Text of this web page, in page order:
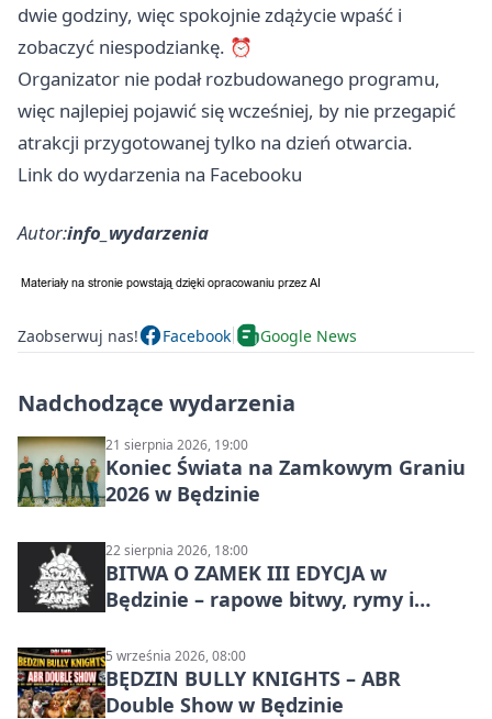
dwie godziny, więc spokojnie zdążycie wpaść i
zobaczyć niespodziankę. ⏰
Organizator nie podał rozbudowanego programu,
więc najlepiej pojawić się wcześniej, by nie przegapić
atrakcji przygotowanej tylko na dzień otwarcia.
Link do wydarzenia na Facebooku
Autor:info_wydarzenia
Zaobserwuj nas! Facebook Google News
Nadchodzące wydarzenia
21 sierpnia 2026, 19:00
Koniec Świata na Zamkowym Graniu
2026 w Będzinie
22 sierpnia 2026, 18:00
BITWA O ZAMEK III EDYCJA w
Będzinie – rapowe bitwy, rymy i
5 września 2026, 08:00
BĘDZIN BULLY KNIGHTS – ABR
Double Show w Będzinie